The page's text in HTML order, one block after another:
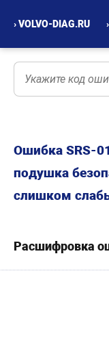
› VOLVO-DIAG.RU
Ошибка SRS-
подушка
слишком
Расшифровка